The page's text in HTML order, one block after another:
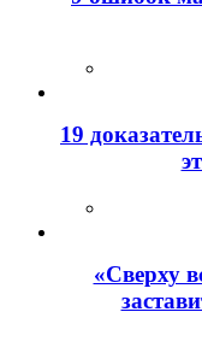
19
«Сверху